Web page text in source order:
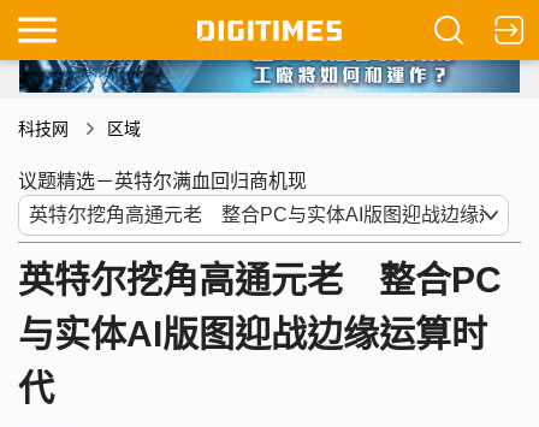
科技网 区域
议题精选－英特尔满血回归商机现
英特尔挖角高通元老 整合PC
与实体AI版图迎战边缘运算时
代